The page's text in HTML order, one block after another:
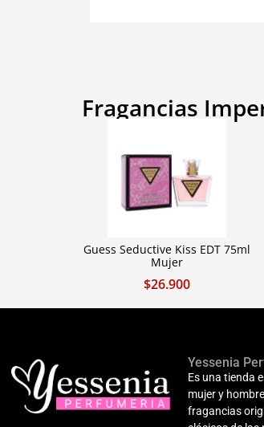
Fragancias
Guess Seductive Kiss EDT 75ml
Mujer
$26.900
Yessenia
Es una tienda
mujer y
fragancias